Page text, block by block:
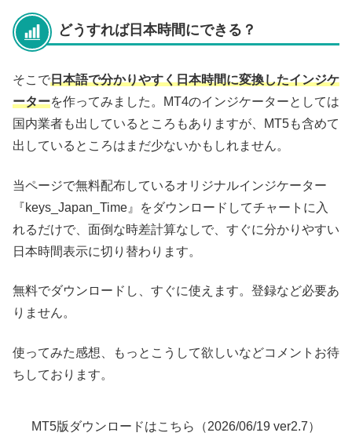
どうすれば日本時間にできる？
そこで日本語で分かりやすく日本時間に変換したインジケ
ーターを作ってみました。MT4のインジケーターとしては
国内業者も出しているところもありますが、MT5も含めて
出しているところはまだ少ないかもしれません。
当ページで無料配布しているオリジナルインジケーター
『keys_Japan_Time』をダウンロードしてチャートに入
れるだけで、面倒な時差計算なしで、すぐに分かりやすい
日本時間表示に切り替わります。
無料でダウンロードし、すぐに使えます。登録など必要あ
りません。
使ってみた感想、もっとこうして欲しいなどコメントお待
ちしております。
MT5版ダウンロードはこちら（2026/06/19 ver2.7）